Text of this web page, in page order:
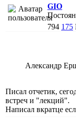
GIO
794 175
Александр
Писал отчетик,
встреч и "лекций".
Написал вкратце